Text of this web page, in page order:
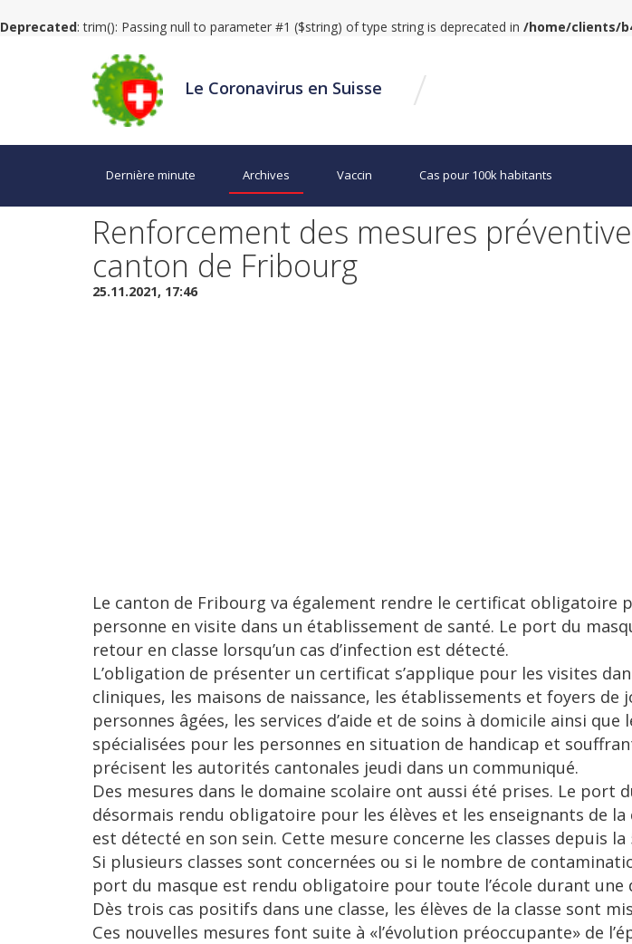
Deprecated: trim(): Passing null to parameter #1 ($string) of type string is deprecated in /home/clients/
Le Coronavirus en Suisse /
Dernière minute Archives Vaccin Cas pour 100k habitants
Renforcement des mesures
canton de Fribourg
25.11.2021, 17:46
Le canton de Fribourg va également rendre le certificat obligatoire
personne en visite dans un établissement de santé. Le port du
retour en classe lorsqu’un cas d’infection est détecté.
L’obligation de présenter un certificat s’applique pour les visites
cliniques, les maisons de naissance, les établissements et foyers de
personnes âgées, les services d’aide et de soins à domicile ainsi
spécialisées pour les personnes en situation de handicap et
précisent les autorités cantonales jeudi dans un communiqué.
Des mesures dans le domaine scolaire ont aussi été prises. Le port
désormais rendu obligatoire pour les élèves et les enseignants de la
est détecté en son sein. Cette mesure concerne les classes depuis la
Si plusieurs classes sont concernées ou si le nombre de
port du masque est rendu obligatoire pour toute l’école durant une
Dès trois cas positifs dans une classe, les élèves de la classe sont
Ces nouvelles mesures font suite à «l’évolution préoccupante» de